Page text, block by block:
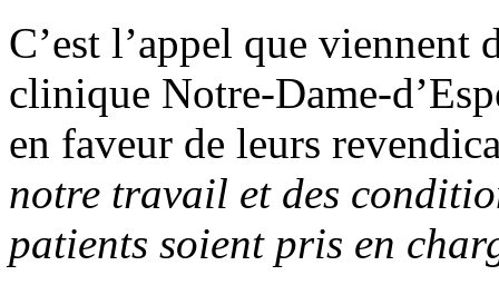
C’est l’appel que viennent
clinique Notre-Dame-
en faveur de leurs
notre travail et des
patients soient pris en